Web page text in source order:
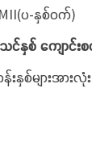
ပ-နှစ်ဝက်
သင်နှစ် ကျော
စ်များအ